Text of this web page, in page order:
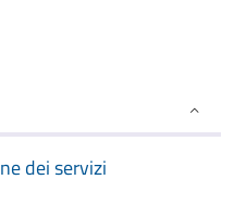
dei servizi